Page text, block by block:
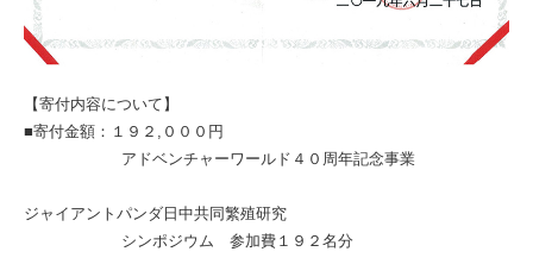
【寄付内容について】
■寄付金額：１９２,０００円
アドベンチャーワールド４０周年記念事業
ジャイアントパンダ日中共同繁殖研究
シンポジウム 参加費１９２名分